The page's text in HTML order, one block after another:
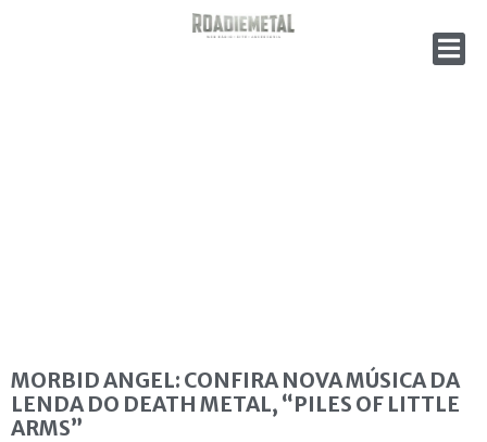
MORBID ANGEL: CONFIRA NOVA MÚSICA DA
LENDA DO DEATH METAL, “PILES OF LITTLE
ARMS”